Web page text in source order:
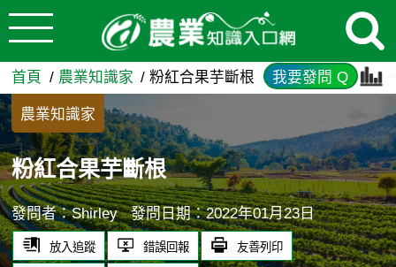
跳到主要內容
粉紅合果芋斷根 - 農業知識入
首頁 農業知識家 粉紅合果芋斷根 我要發問 Q
農業知識家
粉紅合果芋斷根
發問者：Shirley 發問日期：2022年01月23日
放入追蹤 錯誤回報 友善列印